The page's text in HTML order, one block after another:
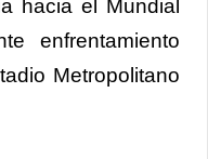
hacia el Mundial
enfrentamiento
Metropolitano